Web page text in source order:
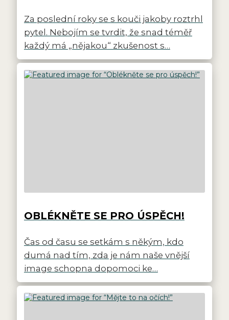
Za poslední roky se s kouči jakoby roztrhl
pytel. Nebojím se tvrdit, že snad téměř
každý má „nějakou“ zkušenost s…
OBLÉKNĚTE SE PRO ÚSPĚCH!
Čas od času se setkám s někým, kdo
dumá nad tím, zda je nám naše vnější
image schopna dopomoci ke…